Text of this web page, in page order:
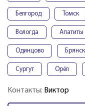
Белгород Томск
Вологда Апатиты
Одинцово Брянск
Сургут Орёл
Контакты: Виктор